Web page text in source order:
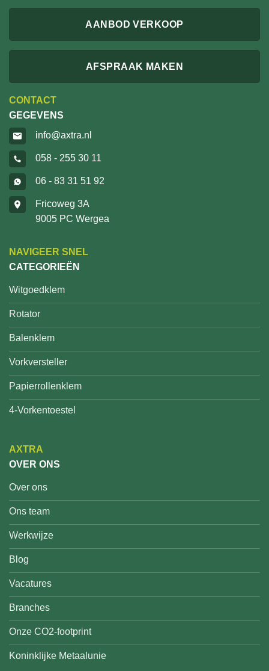
AANBOD VERKOOP
AFSPRAAK MAKEN
CONTACT
GEGEVENS
info@axtra.nl
058 - 255 30 11
06 - 83 31 51 92
Fricoweg 3A
9005 PC Wergea
NAVIGEER SNEL
CATEGORIEËN
Witgoedklem
Rotator
Balenklem
Vorkversteller
Papierrollenklem
4-Vorkentoestel
AXTRA
OVER ONS
Over ons
Ons team
Werkwijze
Blog
Vacatures
Branches
Onze CO2-footprint
Koninklijke Metaalunie